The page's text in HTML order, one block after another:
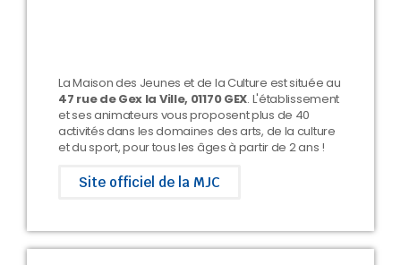
La Maison des Jeunes et de la Culture est située au
47 rue de Gex la Ville, 01170 GEX. L'établissement
et ses animateurs vous proposent plus de 40
activités dans les domaines des arts, de la culture
et du sport, pour tous les âges à partir de 2 ans !
Site officiel de la MJC